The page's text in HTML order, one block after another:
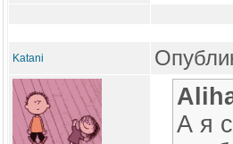
Katani
А я